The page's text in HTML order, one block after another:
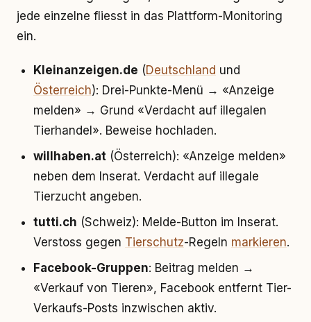
jede einzelne fliesst in das Plattform-Monitoring
ein.
Kleinanzeigen.de (Deutschland und
Österreich): Drei-Punkte-Menü → «Anzeige
melden» → Grund «Verdacht auf illegalen
Tierhandel». Beweise hochladen.
willhaben.at (Österreich): «Anzeige melden»
neben dem Inserat. Verdacht auf illegale
Tierzucht angeben.
tutti.ch (Schweiz): Melde-Button im Inserat.
Verstoss gegen Tierschutz-Regeln markieren.
Facebook-Gruppen: Beitrag melden →
«Verkauf von Tieren», Facebook entfernt Tier-
Verkaufs-Posts inzwischen aktiv.